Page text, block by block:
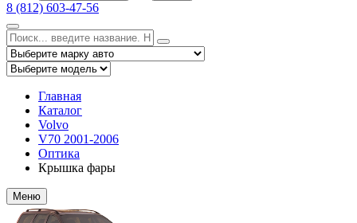
8 (812) 603-47-56
Главная
Каталог
Volvo
V70 2001-2006
Оптика
Крышка фары
Меню